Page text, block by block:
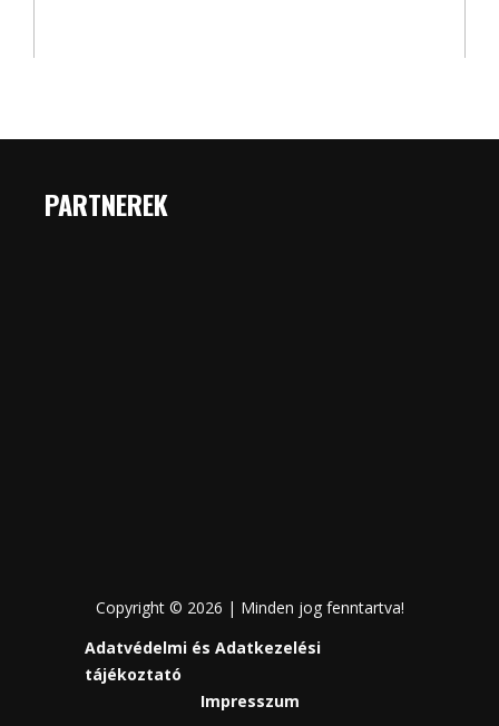
PARTNEREK
Copyright © 2026 | Minden jog fenntartva!
Adatvédelmi és Adatkezelési
tájékoztató
Impresszum